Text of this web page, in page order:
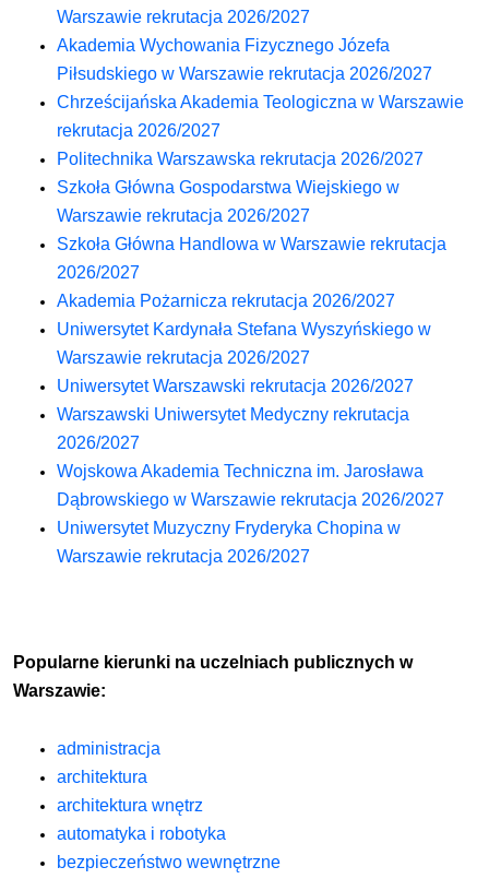
Warszawie rekrutacja 2026/2027
Akademia Wychowania FizycznegoJózefa
Piłsudskiego w Warszawie rekrutacja 2026/2027
Chrześcijańska Akademia Teologiczna w Warszawie
rekrutacja 2026/2027
Politechnika Warszawska rekrutacja 2026/2027
Szkoła Główna Gospodarstwa Wiejskiego w
Warszawie rekrutacja 2026/2027
Szkoła Główna Handlowa w Warszawie rekrutacja
2026/2027
Akademia Pożarnicza rekrutacja 2026/2027
Uniwersytet Kardynała Stefana Wyszyńskiego w
Warszawie rekrutacja 2026/2027
Uniwersytet Warszawski rekrutacja 2026/2027
Warszawski Uniwersytet Medyczny rekrutacja
2026/2027
Wojskowa Akademia Techniczna im. Jarosława
Dąbrowskiego w Warszawie rekrutacja 2026/2027
Uniwersytet Muzyczny Fryderyka Chopina w
Warszawie rekrutacja 2026/2027
Popularne kierunki na uczelniach publicznych w
Warszawie:
administracja
architektura
architektura wnętrz
automatyka i robotyka
bezpieczeństwo wewnętrzne